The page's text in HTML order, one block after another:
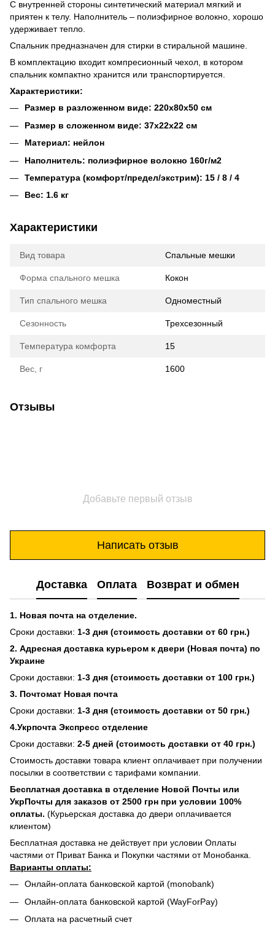
С внутренней стороны синтетический материал мягкий и
приятен к телу. Наполнитель – полиэфирное волокно, хорошо
удерживает тепло.
Спальник предназначен для стирки в стиральной машине.
В комплектацию входит компресионный чехол, в котором
спальник компактно хранится или транспортируется.
Характеристики:
Размер в разложенном виде: 220х80х50 см
Размер в сложенном виде: 37х22х22 см
Материал: нейлон
Наполнитель: полиэфирное волокно 160г/м2
Температура (комфорт/предел/экстрим): 15 / 8 / 4
Вес: 1.6 кг
Характеристики
Вид товара Спальные мешки
Форма спального мешка Кокон
Тип спального мешка Одноместный
Сезонность Трехсезонный
Температура комфорта 15
Вес, г 1600
Отзывы
Добавьте первый отзыв
Написать отзыв
Доставка Оплата Возврат и обмен
1. Новая почта на отделение.
Сроки доставки: 1-3 дня (стоимость доставки от 60 грн.)
2. Адресная доставка курьером к двери (Новая почта) по
Украине
Сроки доставки: 1-3 дня (стоимость доставки от 100 грн.)
3. Почтомат Новая почта
Сроки доставки: 1-3 дня (стоимость доставки от 50 грн.)
4.Укрпочта Экспресс отделение
Сроки доставки: 2-5 дней (стоимость доставки от 40 грн.)
Стоимость доставки товара клиент оплачивает при получении
посылки в соответствии с тарифами компании.
Бесплатная доставка в отделение Новой Почты или
УкрПочты для заказов от 2500 грн при условии 100%
оплаты. (Курьерская доставка до двери оплачивается
клиентом)
Бесплатная доставка не действует при условии Оплаты
частями от Приват Банка и Покупки частями от Монобанка.
Варианты оплаты:
Онлайн-оплата банковской картой (monobank)
Онлайн-оплата банковской картой (WayForPay)
Оплата на расчетный счет